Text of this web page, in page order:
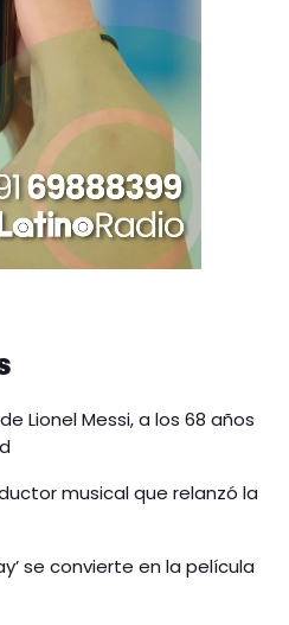
Lionel Messi, a los 68 años
musical que relanzó la
se convierte en la película